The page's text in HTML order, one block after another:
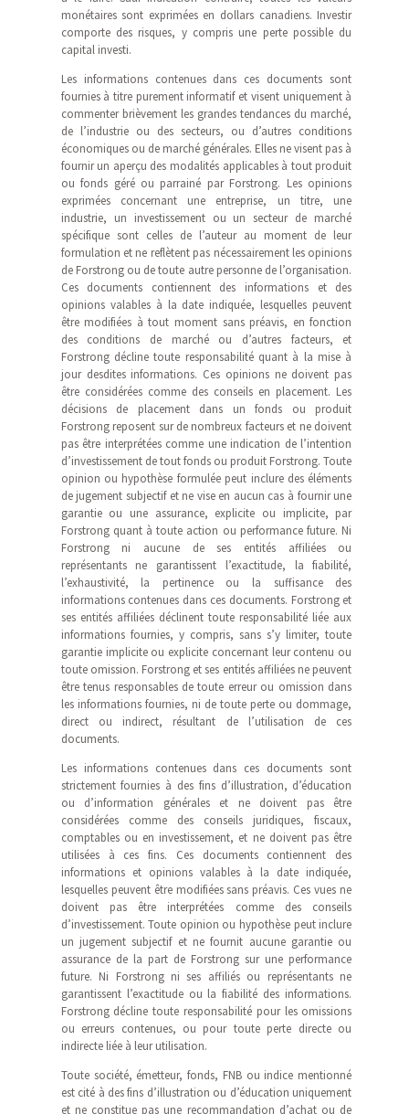
monétaires sont exprimées en dollars canadiens. Investir
comporte des risques, y compris une perte possible du
capital investi.
Les informations contenues dans ces documents sont
fournies à titre purement informatif et visent uniquement à
commenter brièvement les grandes tendances du marché,
de l’industrie ou des secteurs, ou d’autres conditions
économiques ou de marché générales. Elles ne visent pas à
fournir un aperçu des modalités applicables à tout produit
ou fonds géré ou parrainé par Forstrong. Les opinions
exprimées concernant une entreprise, un titre, une
industrie, un investissement ou un secteur de marché
spécifique sont celles de l’auteur au moment de leur
formulation et ne reflètent pas nécessairement les opinions
de Forstrong ou de toute autre personne de l’organisation.
Ces documents contiennent des informations et des
opinions valables à la date indiquée, lesquelles peuvent
être modifiées à tout moment sans préavis, en fonction
des conditions de marché ou d’autres facteurs, et
Forstrong décline toute responsabilité quant à la mise à
jour desdites informations. Ces opinions ne doivent pas
être considérées comme des conseils en placement. Les
décisions de placement dans un fonds ou produit
Forstrong reposent sur de nombreux facteurs et ne doivent
pas être interprétées comme une indication de l’intention
d’investissement de tout fonds ou produit Forstrong. Toute
opinion ou hypothèse formulée peut inclure des éléments
de jugement subjectif et ne vise en aucun cas à fournir une
garantie ou une assurance, explicite ou implicite, par
Forstrong quant à toute action ou performance future. Ni
Forstrong ni aucune de ses entités affiliées ou
représentants ne garantissent l’exactitude, la fiabilité,
l’exhaustivité, la pertinence ou la suffisance des
informations contenues dans ces documents. Forstrong et
ses entités affiliées déclinent toute responsabilité liée aux
informations fournies, y compris, sans s’y limiter, toute
garantie implicite ou explicite concernant leur contenu ou
toute omission. Forstrong et ses entités affiliées ne peuvent
être tenus responsables de toute erreur ou omission dans
les informations fournies, ni de toute perte ou dommage,
direct ou indirect, résultant de l’utilisation de ces
documents.
Les informations contenues dans ces documents sont
strictement fournies à des fins d’illustration, d’éducation
ou d’information générales et ne doivent pas être
considérées comme des conseils juridiques, fiscaux,
comptables ou en investissement, et ne doivent pas être
utilisées à ces fins. Ces documents contiennent des
informations et opinions valables à la date indiquée,
lesquelles peuvent être modifiées sans préavis. Ces vues ne
doivent pas être interprétées comme des conseils
d’investissement. Toute opinion ou hypothèse peut inclure
un jugement subjectif et ne fournit aucune garantie ou
assurance de la part de Forstrong sur une performance
future. Ni Forstrong ni ses affiliés ou représentants ne
garantissent l’exactitude ou la fiabilité des informations.
Forstrong décline toute responsabilité pour les omissions
ou erreurs contenues, ou pour toute perte directe ou
indirecte liée à leur utilisation.
Toute société, émetteur, fonds, FNB ou indice mentionné
est cité à des fins d’illustration ou d’éducation uniquement
et ne constitue pas une recommandation d’achat ou de